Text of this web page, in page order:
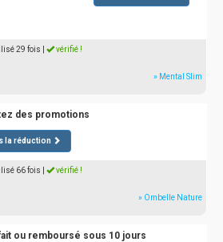
29 fois vérifié !
» Mental Slim
des promotions
la réduction
66 fois vérifié !
» Ombelle Nature
ou remboursé sous 10 jours